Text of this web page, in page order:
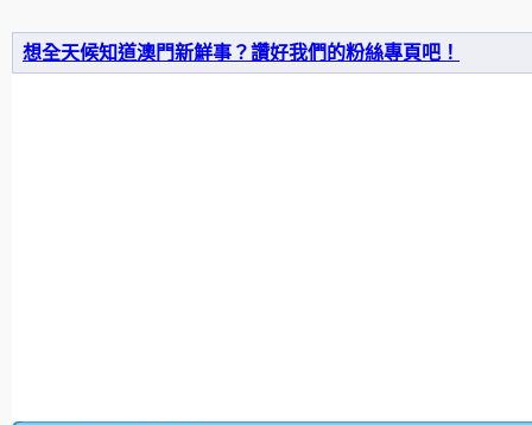
想全天候知道澳門新鮮事？讚好我們的粉絲專頁吧！